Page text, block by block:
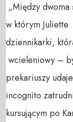
„Między
w którym
dziennikarki,
wcieleniowy –
prekariuszy
incognito
kursującym po